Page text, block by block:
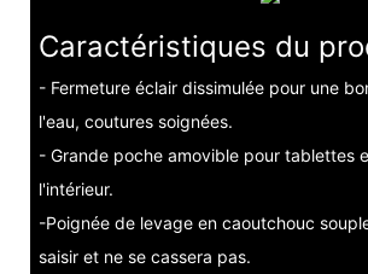
Caractéristiques du
- Fermeture éclair dissimulée pour une
l'eau, coutures soignées.
- Grande poche amovible pour tablettes
l'intérieur.
-Poignée de levage en caoutchouc
saisir et ne se cassera pas.